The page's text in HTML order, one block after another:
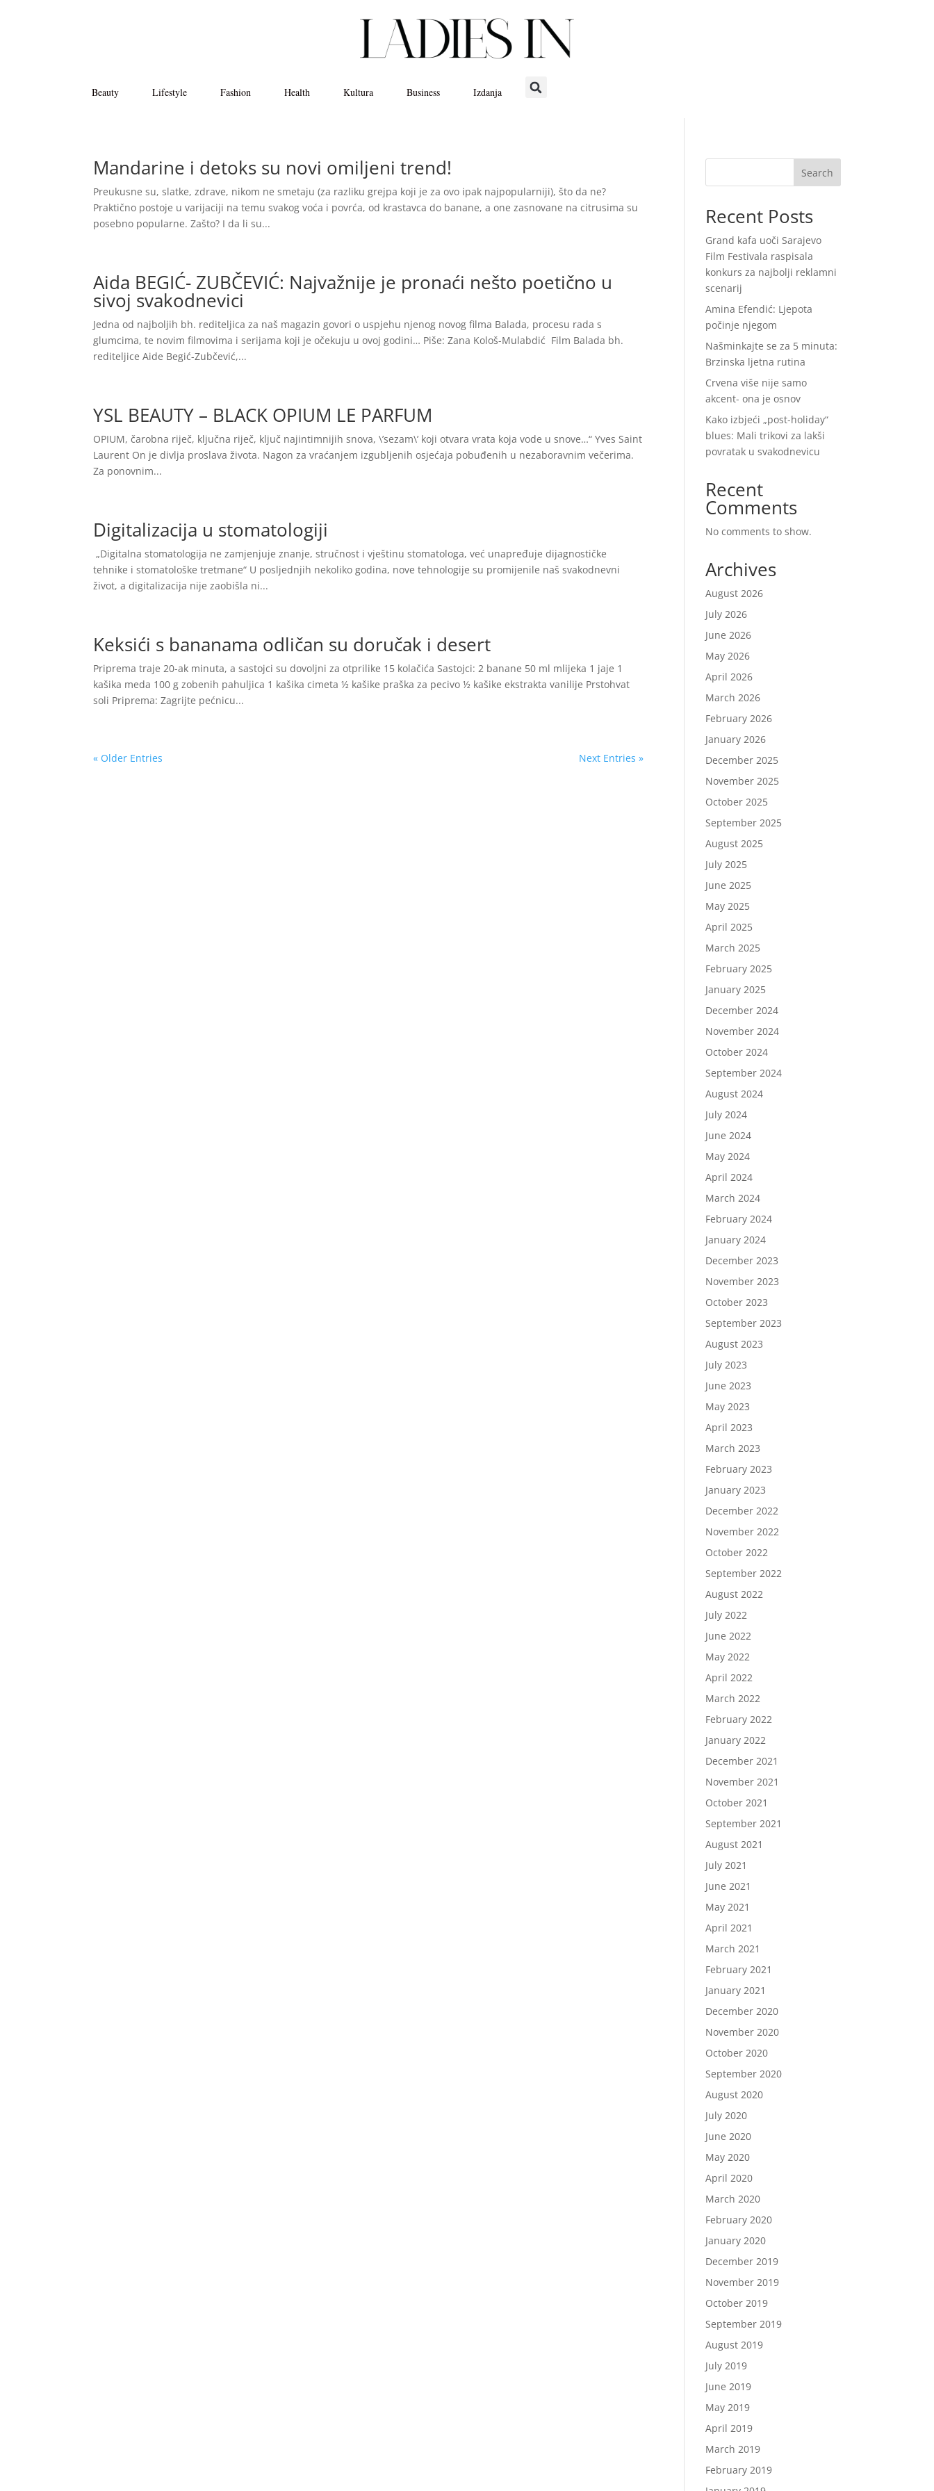
Beauty Lifestyle Fashion Health Kultura Business Izdanja
Mandarine i detoks su novi omiljeni trend!
Preukusne su, slatke, zdrave, nikom ne smetaju (za razliku grejpa koji je za ovo ipak najpopularniji), što da ne?
Praktično postoje u varijaciji na temu svakog voća i povrća, od krastavca do banane, a one zasnovane na citrusima su
posebno popularne. Zašto? I da li su...
Aida BEGIĆ- ZUBČEVIĆ: Najvažnije je pronaći nešto poetično u
sivoj svakodnevici
Jedna od najboljih bh. rediteljica za naš magazin govori o uspjehu njenog novog filma Balada, procesu rada s
glumcima, te novim filmovima i serijama koji je očekuju u ovoj godini… Piše: Zana Kološ-Mulabdić Film Balada bh.
rediteljice Aide Begić-Zubčević,...
YSL BEAUTY – BLACK OPIUM LE PARFUM
OPIUM, čarobna riječ, ključna riječ, ključ najintimnijih snova, \’sezam\’ koji otvara vrata koja vode u snove…“ Yves Saint
Laurent On je divlja proslava života. Nagon za vraćanjem izgubljenih osjećaja pobuđenih u nezaboravnim večerima.
Za ponovnim...
Digitalizacija u stomatologiji
„Digitalna stomatologija ne zamjenjuje znanje, stručnost i vještinu stomatologa, već unapređuje dijagnostičke
tehnike i stomatološke tretmane“ U posljednjih nekoliko godina, nove tehnologije su promijenile naš svakodnevni
život, a digitalizacija nije zaobišla ni...
Keksići s bananama odličan su doručak i desert
Priprema traje 20-ak minuta, a sastojci su dovoljni za otprilike 15 kolačića Sastojci: 2 banane 50 ml mlijeka 1 jaje 1
kašika meda 100 g zobenih pahuljica 1 kašika cimeta ½ kašike praška za pecivo ½ kašike ekstrakta vanilije Prstohvat
soli Priprema: Zagrijte pećnicu...
« Older Entries Next Entries »
Search
Recent Posts
Grand kafa uoči Sarajevo
Film Festivala raspisala
konkurs za najbolji reklamni
scenarij
Amina Efendić: Ljepota
počinje njegom
Našminkajte se za 5 minuta:
Brzinska ljetna rutina
Crvena više nije samo
akcent- ona je osnov
Kako izbjeći „post-holiday“
blues: Mali trikovi za lakši
povratak u svakodnevicu
Recent
Comments
No comments to show.
Archives
August 2026
July 2026
June 2026
May 2026
April 2026
March 2026
February 2026
January 2026
December 2025
November 2025
October 2025
September 2025
August 2025
July 2025
June 2025
May 2025
April 2025
March 2025
February 2025
January 2025
December 2024
November 2024
October 2024
September 2024
August 2024
July 2024
June 2024
May 2024
April 2024
March 2024
February 2024
January 2024
December 2023
November 2023
October 2023
September 2023
August 2023
July 2023
June 2023
May 2023
April 2023
March 2023
February 2023
January 2023
December 2022
November 2022
October 2022
September 2022
August 2022
July 2022
June 2022
May 2022
April 2022
March 2022
February 2022
January 2022
December 2021
November 2021
October 2021
September 2021
August 2021
July 2021
June 2021
May 2021
April 2021
March 2021
February 2021
January 2021
December 2020
November 2020
October 2020
September 2020
August 2020
July 2020
June 2020
May 2020
April 2020
March 2020
February 2020
January 2020
December 2019
November 2019
October 2019
September 2019
August 2019
July 2019
June 2019
May 2019
April 2019
March 2019
February 2019